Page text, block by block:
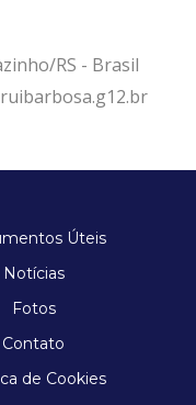
RS - Brasil
Úteis
Notícias
Fotos
Contato
de Cookies